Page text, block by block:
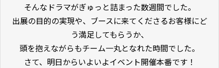
そんなドラマがぎゅっと詰まった数週間でした。
出展の目的の実現や、ブースに来てくださるお客様にど
う満足してもらうか、
頭を抱えながらもチーム一丸となれた時間でした。
さて、明日からいよいよイベント開催本番です！